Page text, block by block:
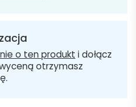
o ten produkt i dołącz
otrzymasz